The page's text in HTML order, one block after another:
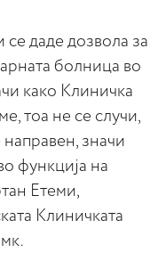
даде дозвола за
болница во
како Клиничка
тоа не се случи,
значи
функција на
Етеми,
Клиничката